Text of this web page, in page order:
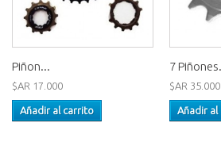
Piñon...
$AR 17.000
Añadir al carrito
7
$AR 35.000
Añadir